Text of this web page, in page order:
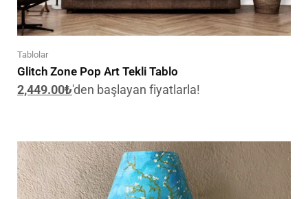
Tablolar
Glitch Zone Pop Art Tekli Tablo
2,449.00₺'den başlayan fiyatlarla!